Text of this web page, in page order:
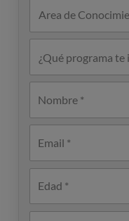
areas
programa
te
interesa?
Nombre
Email
Edad